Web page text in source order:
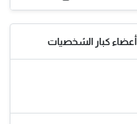
أعضاء كبار الشخصيات